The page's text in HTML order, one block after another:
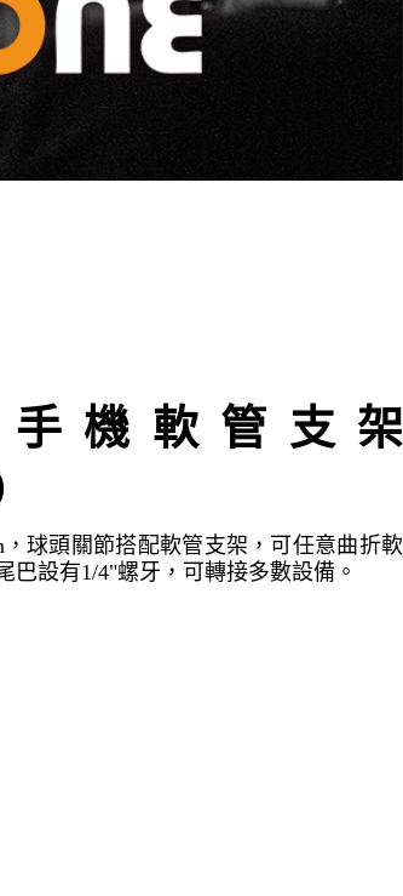
手機軟管支架
，球頭關節搭配軟管支架，可任意曲折軟
巴設有1/4"螺牙，可轉接多數設備。